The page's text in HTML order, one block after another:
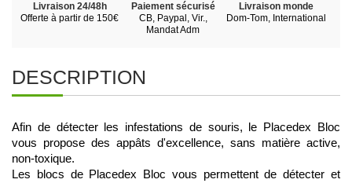
Livraison 24/48h
Offerte à partir de 150€
Paiement sécurisé
CB, Paypal, Vir.,
Mandat Adm
Livraison monde
Dom-Tom, International
DESCRIPTION
Afin de détecter les infestations de souris, le Placedex Bloc
vous propose des appâts d'excellence, sans matière active,
non-toxique.
Les blocs de Placedex Bloc vous permettent de détecter et